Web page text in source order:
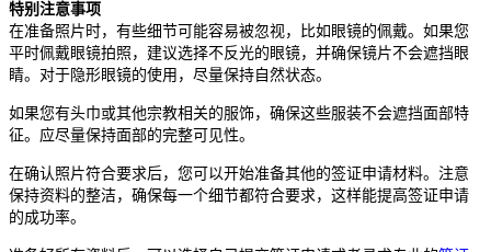
特别注意事项
在准备照片时，有些细节可能容易被忽视，比如眼镜的佩戴。如果您
平时佩戴眼镜拍照，建议选择不反光的眼镜，并确保镜片不会遮挡眼
睛。对于隐形眼镜的使用，尽量保持自然状态。
如果您有头巾或其他宗教相关的服饰，确保这些服装不会遮挡面部特
征。应尽量保持面部的完整可见性。
在确认照片符合要求后，您可以开始准备其他的签证申请材料。注意
保持资料的整洁，确保每一个细节都符合要求，这样能提高签证申请
的成功率。